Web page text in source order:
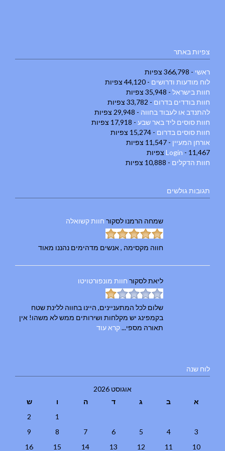
צפיות באתר
ראשי - 366,798 צפיות
לוח מודעות ודרושים - 44,120 צפיות
חוות בישראל - 35,948 צפיות
חוות בודדים בדרום - 33,782 צפיות
להתנדב או לעבוד בחווה - 29,948 צפיות
חוות סוסים ליד באר שבע - 17,918 צפיות
חוות סוסים בדרום - 15,274 צפיות
אורחן המעיין - 11,547 צפיות
Login - 11,467 צפיות
חוות הדקלים - 10,888 צפיות
תגובות גולשים
שמחה הרמנו לסקור חוות קשואלה
חווה מקסימה , אנשים מדהימים נהננו מאוד
ליאתלסקור חוות מונפורטויטו
שלום לכל המתעניינים, היינו בחווה ללינת שטח
בקמפינג יש מקלחות ושירותים ממש לא משהו! אין
תאורה מספי...קרא עוד
לוח שנה
אוגוסט 2026
א
ב ג ד ה ו
ש
1
2
3
4
5
6
7
8
9
10
11
12
13
14
15
16